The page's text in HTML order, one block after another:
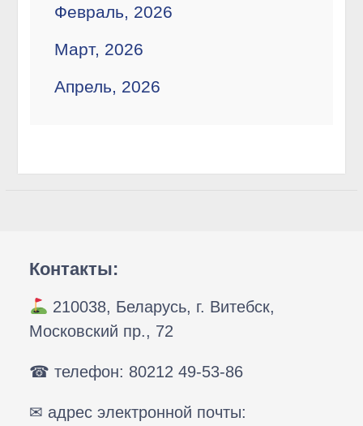
Февраль, 2026
Март, 2026
Апрель, 2026
Контакты:
210038, Беларусь, г. Витебск,
Московский пр., 72
☎ телефон: 80212 49-53-86
✉ адрес электронной почты: